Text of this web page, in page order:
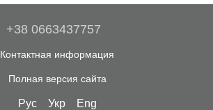
+38 0663437757
Контактная информация
Полная версия сайта
Рус Укр Eng